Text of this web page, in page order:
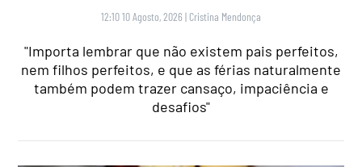
12:10 10 Agosto, 2026 | Cristina Mendonça
"Importa lembrar que não existem pais perfeitos,
nem filhos perfeitos, e que as férias naturalmente
também podem trazer cansaço, impaciência e
desafios"